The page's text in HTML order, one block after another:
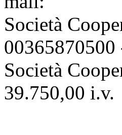
Società
Società
39.750,00 i.v.